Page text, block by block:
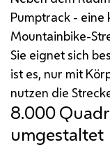
Pumptrack - eine
Mountainbike-
Sie eignet sich
ist es, nur mit
nutzen die
8.000
umgestaltet